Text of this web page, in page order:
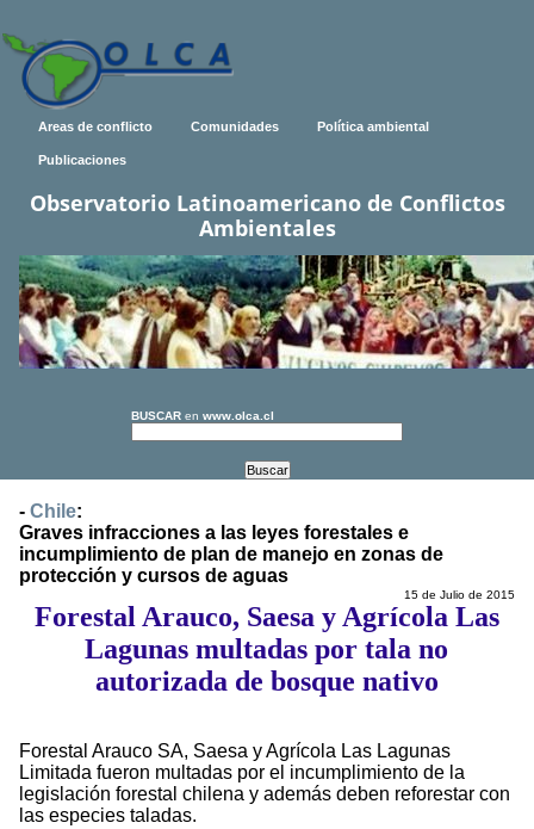
Areas de conflicto Comunidades Política ambiental
Publicaciones
Observatorio Latinoamericano de Conflictos
Ambientales
BUSCAR en www.olca.cl
- Chile:
Graves infracciones a las leyes forestales e
incumplimiento de plan de manejo en zonas de
protección y cursos de aguas
15 de Julio de 2015
Forestal Arauco, Saesa y Agrícola Las
Lagunas multadas por tala no
autorizada de bosque nativo
Forestal Arauco SA, Saesa y Agrícola Las Lagunas
Limitada fueron multadas por el incumplimiento de la
legislación forestal chilena y además deben reforestar con
las especies taladas.